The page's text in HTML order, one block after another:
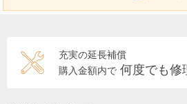
充実の延長補償
購入金額内で 何度でも修